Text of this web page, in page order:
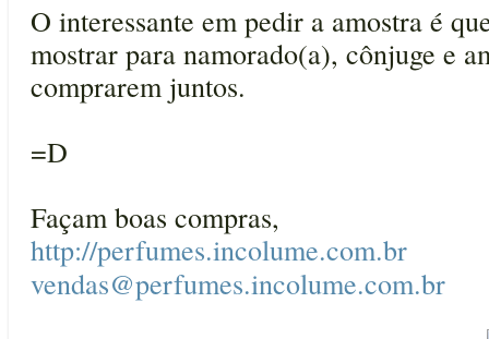
O interessante em pedir a amostra é
mostrar para namorado(a), cônjuge e
comprarem juntos.
=D
Façam boas compras,
http://perfumes.incolume.com.br
vendas@perfumes.incolume.com.br